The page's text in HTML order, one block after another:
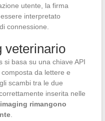
utente, la firma
interpretato
connessione.
veterinario
si basa su una chiave API
da lettere e
scambi tra le due
inserita nelle
rimangono
.